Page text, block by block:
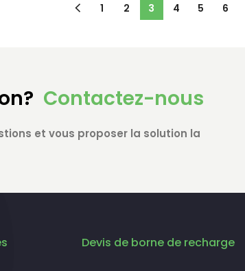
1
2 3 4 5 6
Contactez-nous
et vous proposer la solution la
Devis de borne de recharge